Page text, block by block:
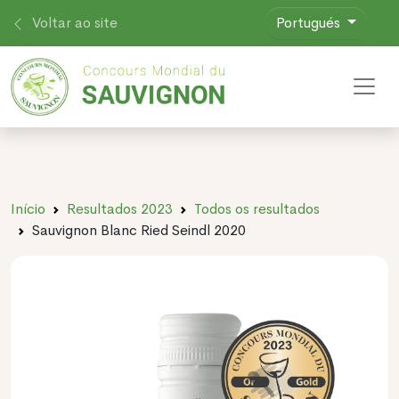
Voltar ao site Portugués
Início Resultados 2023
Todos os resultados
Sauvignon Blanc Ried Seindl 2020